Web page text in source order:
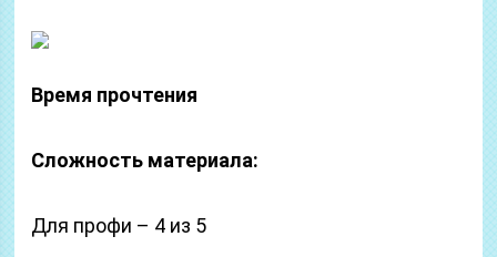
Время прочтения
Сложность материала:
Для профи – 4 из 5